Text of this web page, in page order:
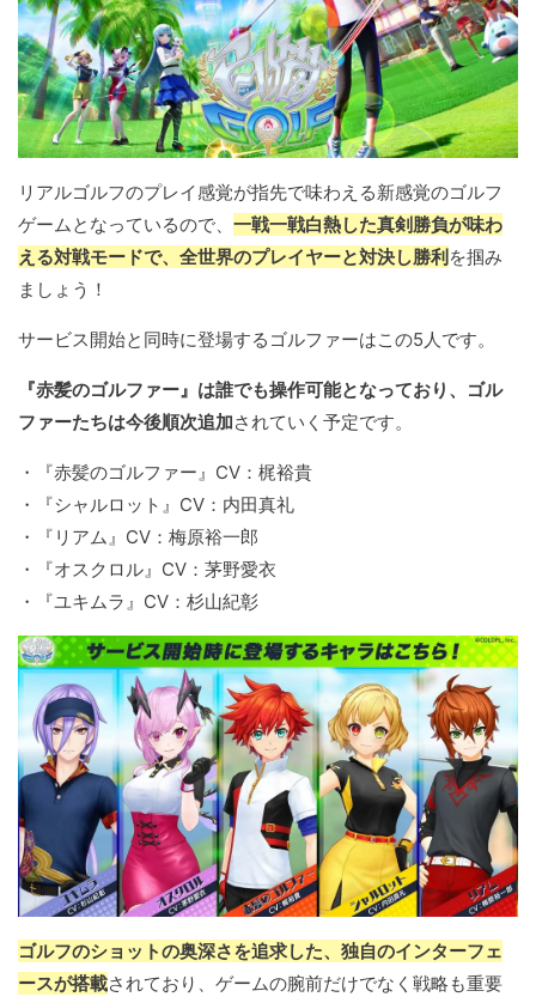
リアルゴルフのプレイ感覚が指先で味わえる新感覚のゴルフ
ゲームとなっているので、 一戦一戦白熱した真剣勝負が味わ
える対戦モードで、全世界のプレイヤーと対決し勝利 を掴み
ましょう！
サービス開始と同時に登場するゴルファーはこの5人です。
『赤髪のゴルファー』は誰でも操作可能となっており、ゴル
ファーたちは今後順次追加されていく予定です。
・『赤髪のゴルファー』CV：梶裕貴
・『シャルロット』CV：内田真礼
・『リアム』CV：梅原裕一郎
・『オスクロル』CV：茅野愛衣
・『ユキムラ』CV：杉山紀彰
ゴルフのショットの奥深さを追求した、独自のインターフェ
ースが搭載されており、ゲームの腕前だけでなく戦略も重要